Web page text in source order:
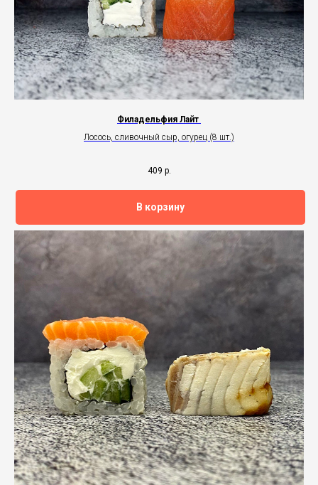
Филадельфия Лайт
Лосось, сливочный сыр, огурец (8 шт.)
409 р.
В корзину